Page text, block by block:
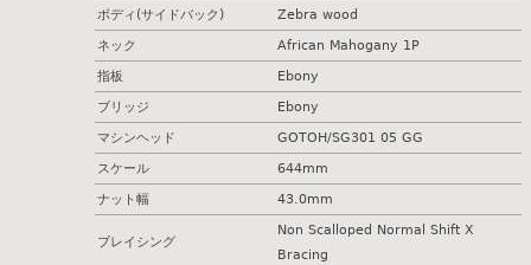
ボディ(サイドバック)
Zebra wood
ネック
African Mahogany 1P
指板
Ebony
ブリッジ
Ebony
マシンヘッド
GOTOH/SG301 05 GG
スケール
644mm
ナット幅
43.0mm
ブレイシング
Non Scalloped Normal Shift X
Bracing